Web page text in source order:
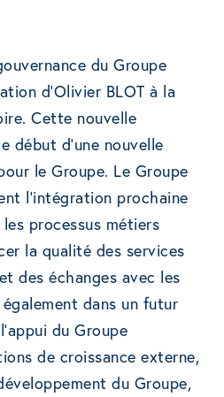
du Groupe
d’Olivier BLOT à la
Cette nouvelle
début d’une nouvelle
le Groupe. Le Groupe
l’intégration prochaine
processus métiers
la qualité des services
des échanges avec les
dans un futur
du Groupe
de croissance externe,
du Groupe,